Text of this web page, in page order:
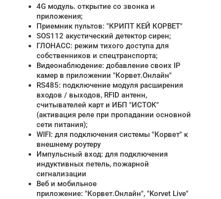
4G модуль. открытие со звонка и
приложения;
Приемник пультов: "КРИПТ КЕЙ КОРВЕТ"
SOS112 акустический детектор сирен;
ГЛОНАСС: режим тихого доступа для
собственников и спецтранспорта;
Видеонаблюдение: добавление своих IP
камер в приложении "Корвет.Онлайн"
RS485: подключение модуля расширения
входов / выходов, RFID антенн,
считывателей карт и ИБП "ИСТОК"
(активация реле при пропадании основной
сети питания);
WIFI: для подключения системы "Корвет" к
внешнему роутеру
Импульсный вход: для подключения
индуктивных петель, пожарной
сигнализации
Веб и мобильное
приложение: "Корвет.Онлайн", "Korvet Live"